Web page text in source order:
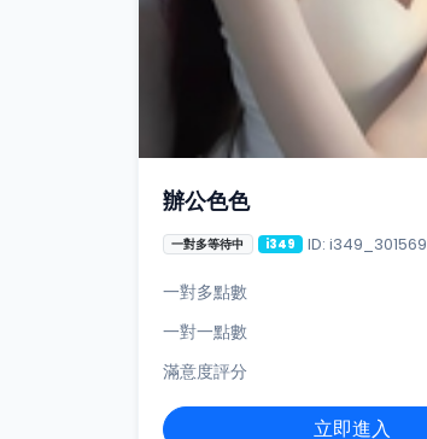
辦公色色
一對多等待中 i349 ID: i349_301569
一對多點數
一對一點數
滿意度評分
立即進入